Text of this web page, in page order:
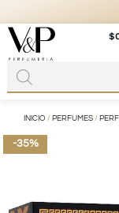
+56 9
$
INICIO / PERFUMES /
-35%